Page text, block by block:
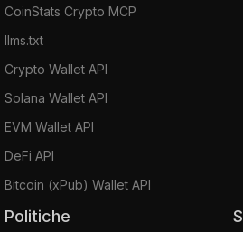
CoinStats Crypto MCP
llms.txt
Crypto Wallet API
Solana Wallet API
EVM Wallet API
DeFi API
Bitcoin (xPub) Wallet API
Politiche